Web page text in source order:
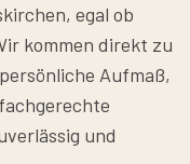
egal ob
kommen direkt zu
Aufmaß,
und